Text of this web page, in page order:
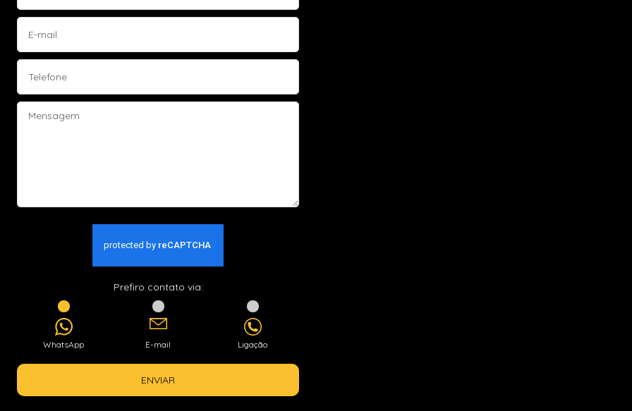
Prefiro contato via:
WhatsApp E-mail Ligação
ENVIAR